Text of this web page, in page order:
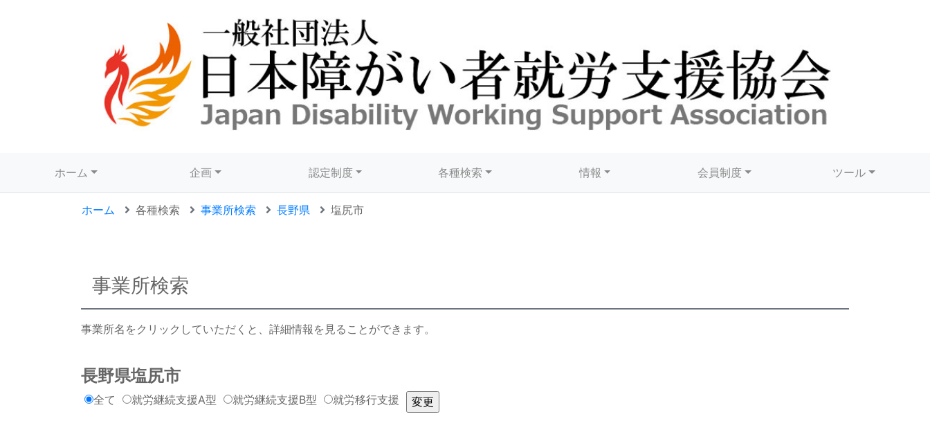
ホーム 企画 認定制度 各種検索 情報 会員制度 ツール
ホーム 各種検索 事業所検索 長野県 塩尻市
事業所検索
事業所名をクリックしていただくと、詳細情報を見ることができます。
長野県塩尻市
全て 就労継続支援A型 就労継続支援B型 就労移行支援